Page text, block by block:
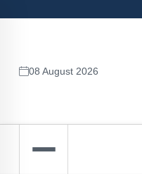
08 August 2026